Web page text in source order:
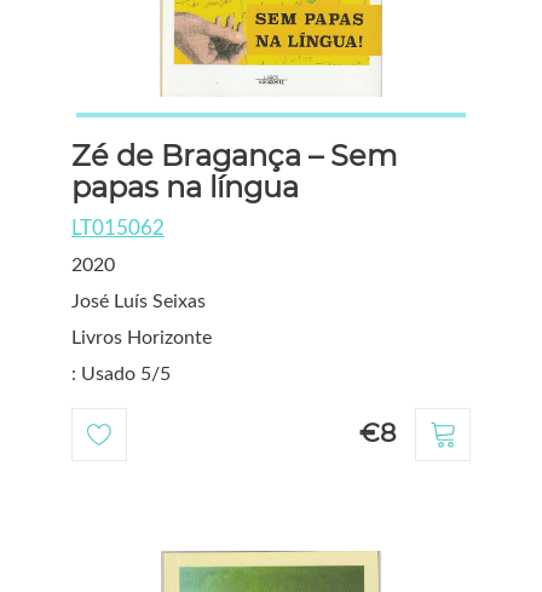
Zé de Bragança – Sem
papas na língua
LT015062
2020
José Luís Seixas
Livros Horizonte
: Usado 5/5
€8